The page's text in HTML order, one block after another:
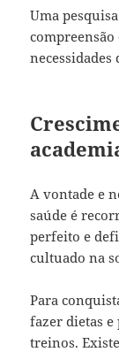
Uma
A vontade e
saúde é
perfeito e
cultuado na
Para
fazer dietas
treinos.